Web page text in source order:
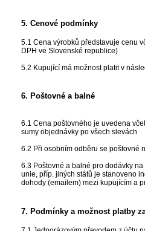
5. Cenové podmínky
5.1 Cena výrobků představuje cenu
DPH ve Slovenské republice)
5.2 Kupující má možnost platit v
6. Poštovné a balné
6.1 Cena poštovného je uvedena
sumy objednávky po všech slevách
6.2 Při osobním odběru se poštovné
6.3 Poštovné a balné pro dodávky
unie, příp. jiných států je stanoveno
dohody (emailem) mezi kupujícím a
7. Podmínky a možnost platby